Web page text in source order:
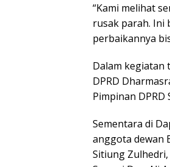
“Kami melihat
rusak parah. Ini
perbaikannya
Dalam kegiatan
DPRD
Pimpinan
Sementara di
anggota dewan
Sitiung